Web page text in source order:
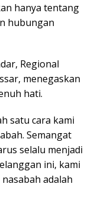
hanya tentang
hubungan
Regional
menegaskan
hati.
satu cara kami
Semangat
selalu menjadi
ini, kami
adalah